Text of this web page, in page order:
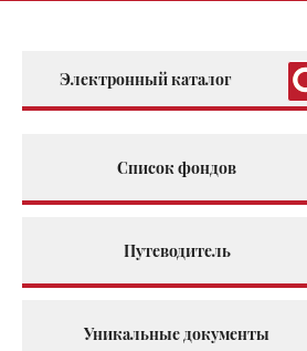
Электронный каталог
Список фондов
Путеводитель
Уникальные документы